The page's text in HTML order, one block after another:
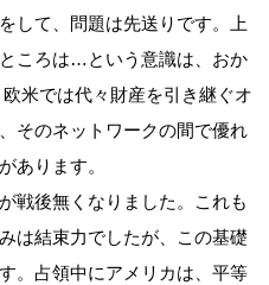
して、問題は先送りです。上
ころは…という意識は、おか
米では代々財産を引き継ぐオ
そのネットワークの間で優れ
あります。
戦後無くなりました。これも
は結束力でしたが、この基礎
。占領中にアメリカは、平等